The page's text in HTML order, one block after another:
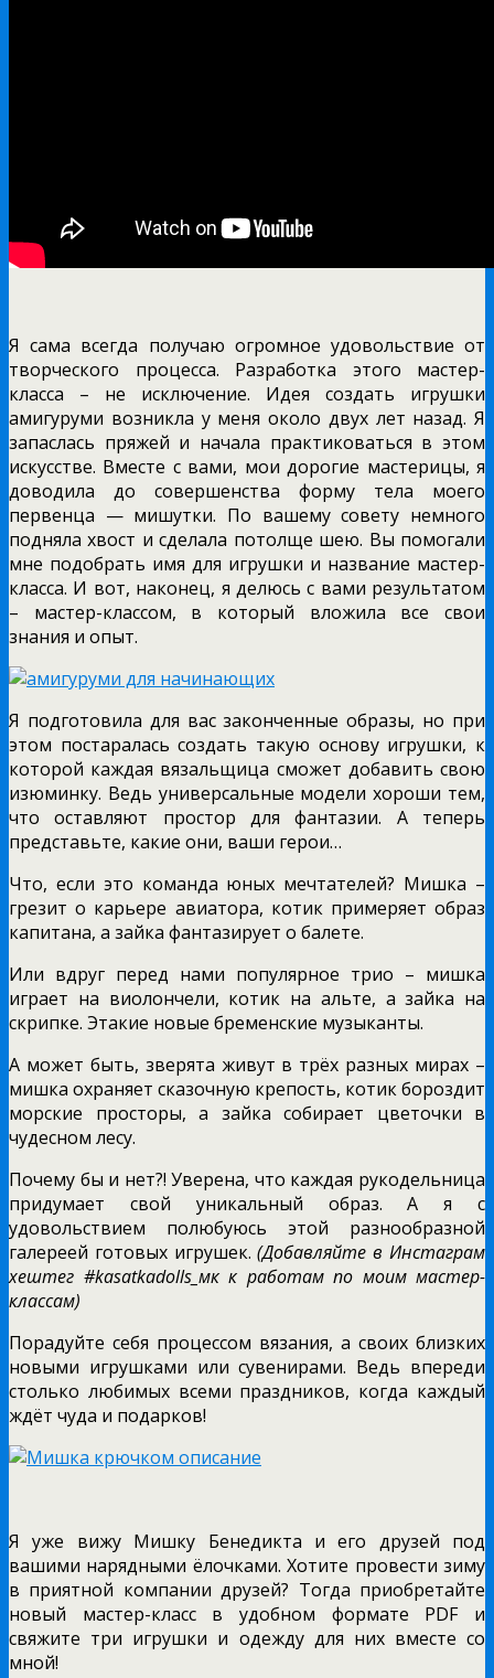
Я сама всегда получаю огромное удовольствие от
творческого процесса. Разработка этого мастер-
класса – не исключение. Идея создать игрушки
амигуруми возникла у меня около двух лет назад. Я
запаслась пряжей и начала практиковаться в этом
искусстве. Вместе с вами, мои дорогие мастерицы, я
доводила до совершенства форму тела моего
первенца — мишутки. По вашему совету немного
подняла хвост и сделала потолще шею. Вы помогали
мне подобрать имя для игрушки и название мастер-
класса. И вот, наконец, я делюсь с вами результатом
– мастер-классом, в который вложила все свои
знания и опыт.
Я подготовила для вас законченные образы, но при
этом постаралась создать такую основу игрушки, к
которой каждая вязальщица сможет добавить свою
изюминку. Ведь универсальные модели хороши тем,
что оставляют простор для фантазии. А теперь
представьте, какие они, ваши герои…
Что, если это команда юных мечтателей? Мишка –
грезит о карьере авиатора, котик примеряет образ
капитана, а зайка фантазирует о балете.
Или вдруг перед нами популярное трио – мишка
играет на виолончели, котик на альте, а зайка на
скрипке. Этакие новые бременские музыканты.
А может быть, зверята живут в трёх разных мирах –
мишка охраняет сказочную крепость, котик бороздит
морские просторы, а зайка собирает цветочки в
чудесном лесу.
Почему бы и нет?! Уверена, что каждая рукодельница
придумает свой уникальный образ. А я с
удовольствием полюбуюсь этой разнообразной
галереей готовых игрушек.(Добавляйте в Инстаграм
хештег #kasatkadolls_мк к работам по моим мастер-
классам)
Порадуйте себя процессом вязания, а своих близких
новыми игрушками или сувенирами. Ведь впереди
столько любимых всеми праздников, когда каждый
ждёт чуда и подарков!
Я уже вижу Мишку Бенедикта и его друзей под
вашими нарядными ёлочками. Хотите провести зиму
в приятной компании друзей? Тогда приобретайте
новый мастер-класс в удобном формате PDF и
свяжите три игрушки и одежду для них вместе со
мной!